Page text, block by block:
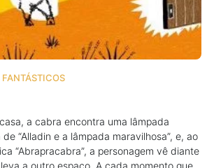
a cabra encontra uma lâmpada
“Alladin e a lâmpada maravilhosa”, e, ao
“Abrapracabra”, a personagem vê diante
a outro espaço. A cada momento que